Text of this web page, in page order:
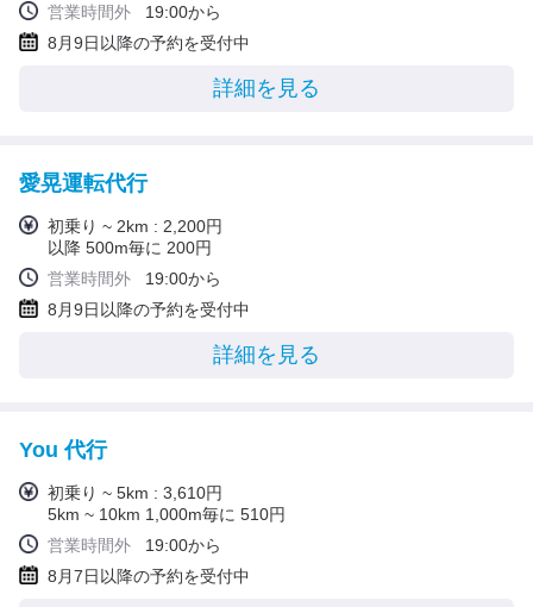
営業時間外
19:00から
8月9日以降の予約を受付中
詳細を見る
愛晃運転代行
初乗り ~ 2km : 2,200円
以降 500m毎に 200円
営業時間外
19:00から
8月9日以降の予約を受付中
詳細を見る
You 代行
初乗り ~ 5km : 3,610円
5km ~ 10km 1,000m毎に 510円
営業時間外
19:00から
8月7日以降の予約を受付中